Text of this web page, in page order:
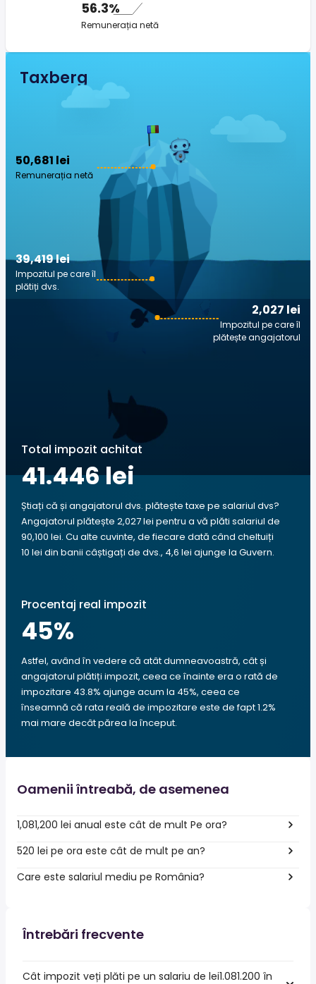
56.3%
Remunerația netă
Taxberg
50,681 lei
Remunerația netă
2,027 lei
Impozitul pe care îl
plătește angajatorul
39,419 lei
Impozitul pe care îl
plătiți dvs.
Total impozit achitat
41.446 lei
Știați că și angajatorul dvs. plătește taxe pe salariul dvs?
Angajatorul plătește 2,027 lei pentru a vă plăti salariul de
90,100 lei. Cu alte cuvinte, de fiecare dată când cheltuiți
10 lei din banii câștigați de dvs., 4,6 lei ajunge la Guvern.
Procentaj real impozit
45%
Astfel, având în vedere că atât dumneavoastră, cât și
angajatorul plătiți impozit, ceea ce înainte era o rată de
impozitare 43.8% ajunge acum la 45%, ceea ce
înseamnă că rata reală de impozitare este de fapt 1.2%
mai mare decât părea la început.
Oamenii întreabă, de asemenea
1,081,200 lei anual este cât de mult Pe ora?
520 lei pe ora este cât de mult pe an?
Care este salariul mediu pe România?
Întrebări frecvente
Cât impozit veți plăti pe un salariu de lei1.081.200 în